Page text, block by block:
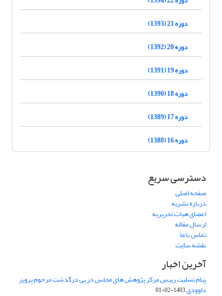
دوره 21 (1393)
دوره 20 (1392)
دوره 19 (1391)
دوره 18 (1390)
دوره 17 (1389)
دوره 16 (1388)
دسترسی سریع
صفحه اصلی
درباره نشریه
اعضای هیات تحریریه
ارسال مقاله
تماس با ما
نقشه سایت
آخرین اخبار
پیام تسلیت رییس مرکز پژوهش های مجلس در پی درگذشت مرحوم پرویز
داوودی1403-02-01